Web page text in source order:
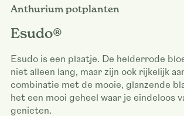
Anthurium potplanten
Esudo®
Esudo is een plaatje. De helderrode
niet alleen lang, maar zijn ook rijkelijk
combinatie met de mooie, glanzende
het een mooi geheel waar je eindeloos
genieten.